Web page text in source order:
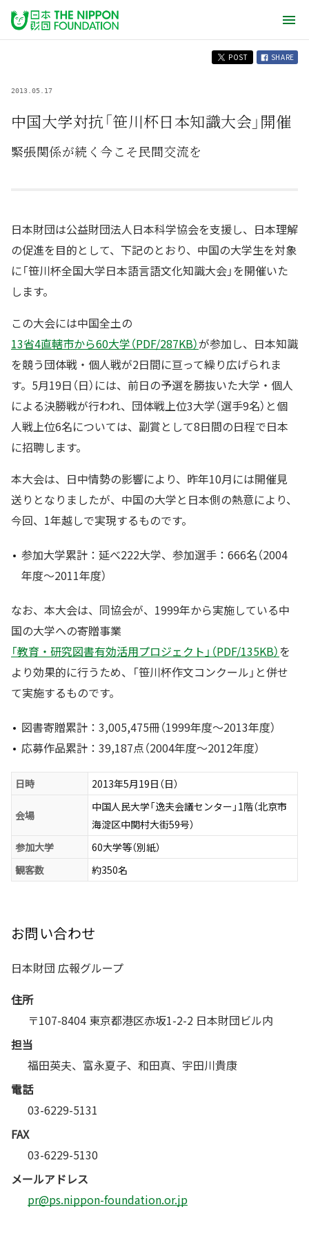
POST SHARE
2013.05.17
中国大学対抗「笹川杯日本知識大会」開催
緊張関係が続く今こそ民間交流を
日本財団は公益財団法人日本科学協会を支援し、日本理解
の促進を目的として、下記のとおり、中国の大学生を対象
に「笹川杯全国大学日本語言語文化知識大会」を開催いた
します。
この大会には中国全土の
13省4直轄市から60大学（PDF/287KB）が参加し、日本知識
を競う団体戦・個人戦が2日間に亘って繰り広げられま
す。5月19日（日）には、前日の予選を勝抜いた大学・個人
による決勝戦が行われ、団体戦上位3大学（選手9名）と個
人戦上位6名については、副賞として8日間の日程で日本
に招聘します。
本大会は、日中情勢の影響により、昨年10月には開催見
送りとなりましたが、中国の大学と日本側の熱意により、
今回、1年越しで実現するものです。
参加大学累計：延べ222大学、参加選手：666名（2004
年度〜2011年度）
なお、本大会は、同協会が、1999年から実施している中
国の大学への寄贈事業
「教育・研究図書有効活用プロジェクト」（PDF/135KB）を
より効果的に行うため、「笹川杯作文コンクール」と併せ
て実施するものです。
図書寄贈累計：3,005,475冊（1999年度〜2013年度）
応募作品累計：39,187点（2004年度〜2012年度）
日時 2013年5月19日（日）
会場
中国人民大学「逸夫会議センター」1階（北京市
海淀区中関村大街59号）
参加大学
60大学等（別紙）
観客数
約350名
お問い合わせ
日本財団 広報グループ
住所
〒107-8404 東京都港区赤坂1-2-2 日本財団ビル内
担当
福田英夫、富永夏子、和田真、宇田川貴康
電話
03-6229-5131
FAX
03-6229-5130
メールアドレス
pr@ps.nippon-foundation.or.jp